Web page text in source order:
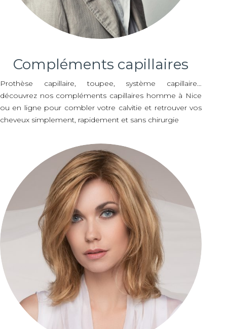
Compléments capillaires
Prothèse capillaire, toupee, système capillaire…
découvrez nos compléments capillaires homme à Nice
ou en ligne pour combler votre calvitie et retrouver vos
cheveux simplement, rapidement et sans chirurgie